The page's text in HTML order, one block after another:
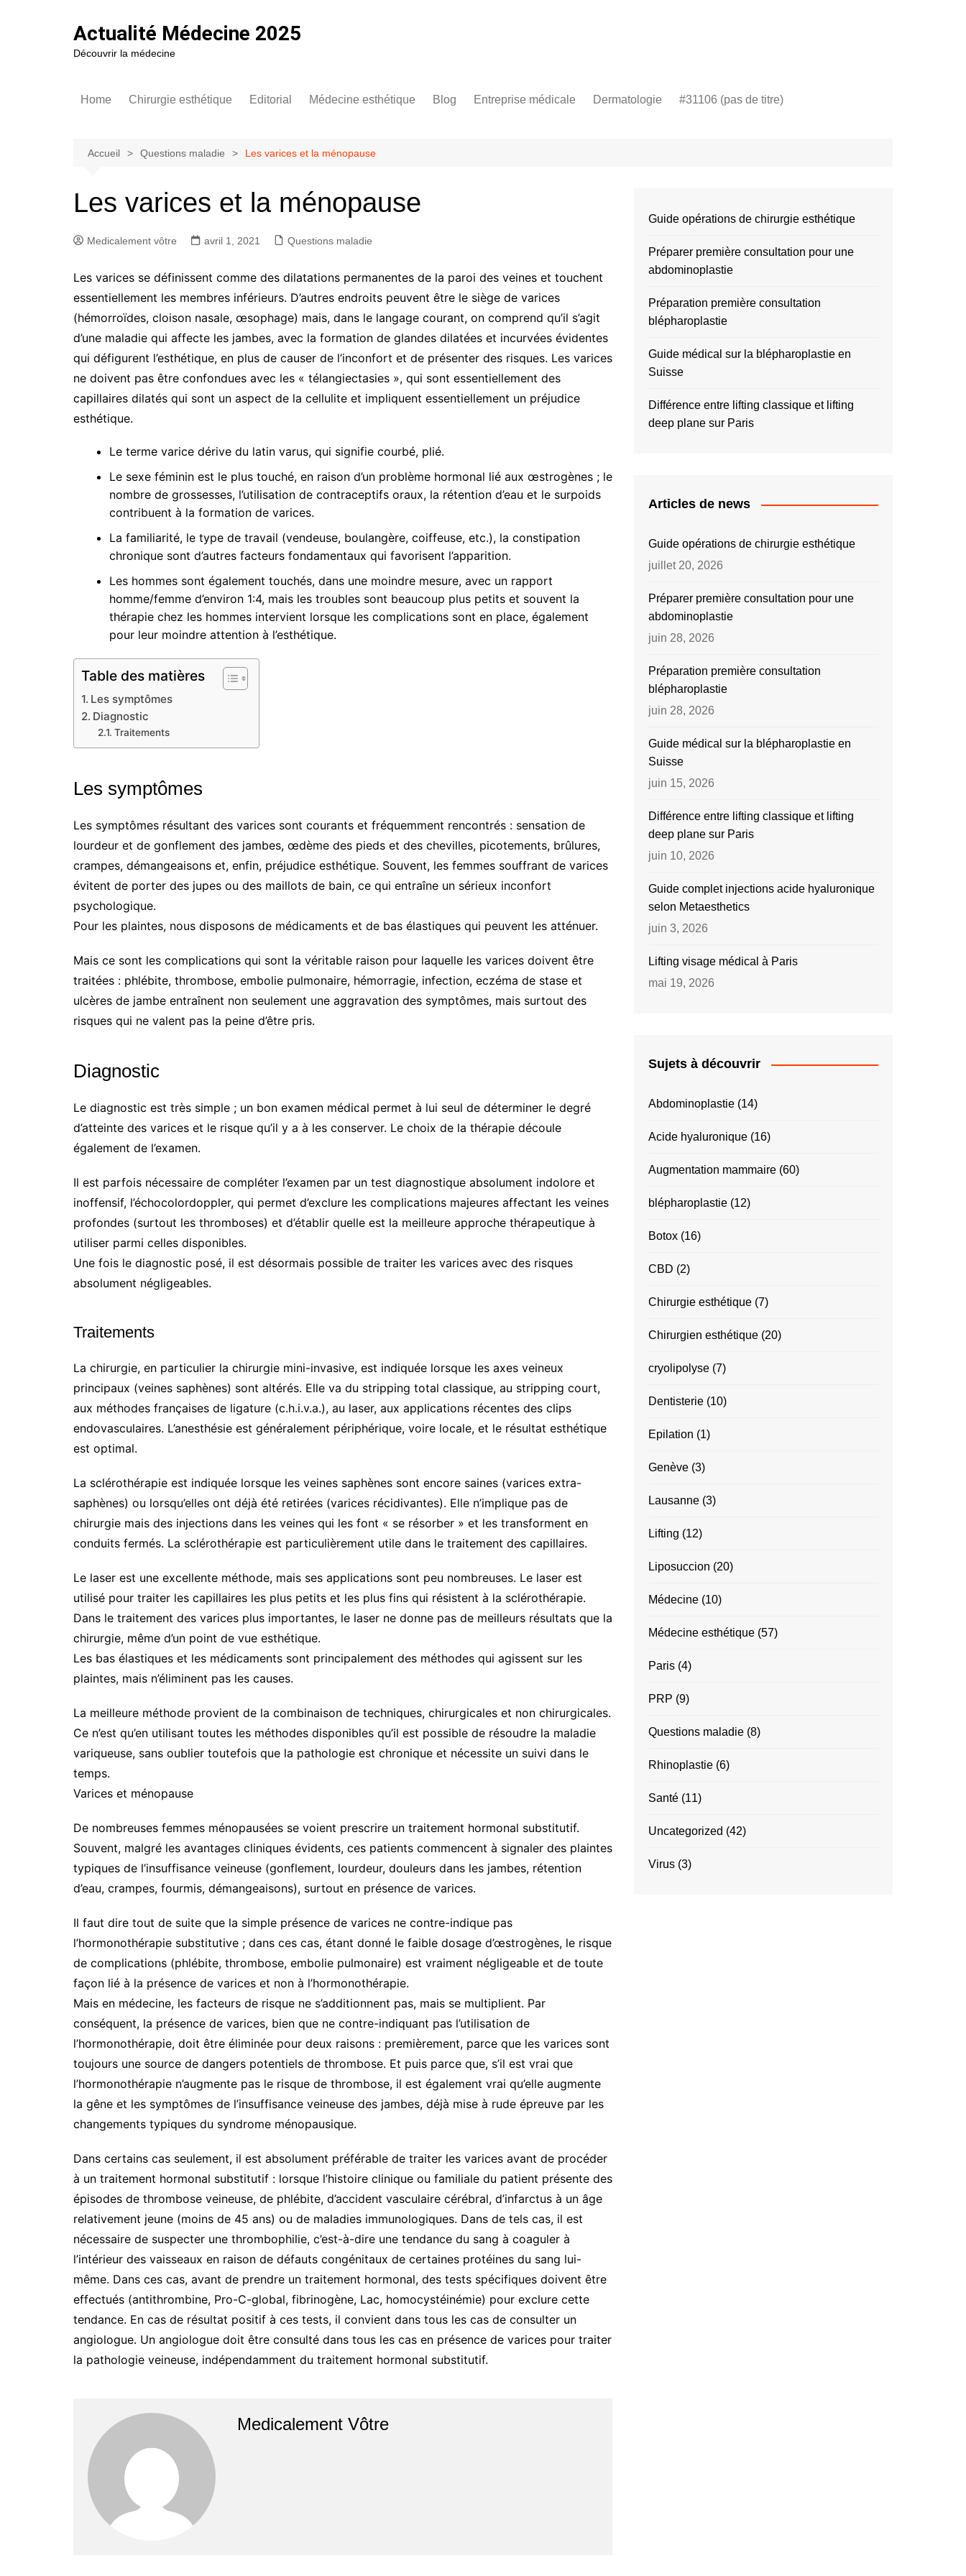
Actualité Médecine 2025
Découvrir la médecine
Home Chirurgie esthétique
Hypotrophie mammaire
implants mammmaires ?
Cicatrices post augmentation
Technique Dual plan
Douleur après augmentation
mammaire
mammaires
Comment se passe la
première consultation pour
mammaire ?
Les prothèses mammaires ?
Tendances de la patientèle
Editorial Médecine esthétique
Types de Peelings
Injections d’acide
hyaluronique en médecine
esthétique
Blog Entreprise médicale Dermatologie #31106 (pas de titre)
Accueil Questions maladie Les varices et la ménopause
Les varices et la ménopause
Medicalement vôtre avril 1, 2021 Questions maladie
Les varices se définissent comme des dilatations permanentes de la paroi des veines et touchent
essentiellement les membres inférieurs. D’autres endroits peuvent être le siège de varices
(hémorroïdes, cloison nasale, œsophage) mais, dans le langage courant, on comprend qu’il s’agit
d’une maladie qui affecte les jambes, avec la formation de glandes dilatées et incurvées évidentes
qui défigurent l’esthétique, en plus de causer de l’inconfort et de présenter des risques. Les varices
ne doivent pas être confondues avec les « télangiectasies », qui sont essentiellement des
capillaires dilatés qui sont un aspect de la cellulite et impliquent essentiellement un préjudice
esthétique.
Le terme varice dérive du latin varus, qui signifie courbé, plié.
Le sexe féminin est le plus touché, en raison d’un problème hormonal lié aux œstrogènes ; le
nombre de grossesses, l’utilisation de contraceptifs oraux, la rétention d’eau et le surpoids
contribuent à la formation de varices.
La familiarité, le type de travail (vendeuse, boulangère, coiffeuse, etc.), la constipation
chronique sont d’autres facteurs fondamentaux qui favorisent l’apparition.
Les hommes sont également touchés, dans une moindre mesure, avec un rapport
homme/femme d’environ 1:4, mais les troubles sont beaucoup plus petits et souvent la
thérapie chez les hommes intervient lorsque les complications sont en place, également
pour leur moindre attention à l’esthétique.
Table des matières
Les symptômes
Diagnostic
Traitements
Les symptômes
Les symptômes résultant des varices sont courants et fréquemment rencontrés : sensation de
lourdeur et de gonflement des jambes, œdème des pieds et des chevilles, picotements, brûlures,
crampes, démangeaisons et, enfin, préjudice esthétique. Souvent, les femmes souffrant de varices
évitent de porter des jupes ou des maillots de bain, ce qui entraîne un sérieux inconfort
psychologique.
Pour les plaintes, nous disposons de médicaments et de bas élastiques qui peuvent les atténuer.
Mais ce sont les complications qui sont la véritable raison pour laquelle les varices doivent être
traitées : phlébite, thrombose, embolie pulmonaire, hémorragie, infection, eczéma de stase et
ulcères de jambe entraînent non seulement une aggravation des symptômes, mais surtout des
risques qui ne valent pas la peine d’être pris.
Diagnostic
Le diagnostic est très simple ; un bon examen médical permet à lui seul de déterminer le degré
d’atteinte des varices et le risque qu’il y a à les conserver. Le choix de la thérapie découle
également de l’examen.
Il est parfois nécessaire de compléter l’examen par un test diagnostique absolument indolore et
inoffensif, l’échocolordoppler, qui permet d’exclure les complications majeures affectant les veines
profondes (surtout les thromboses) et d’établir quelle est la meilleure approche thérapeutique à
utiliser parmi celles disponibles.
Une fois le diagnostic posé, il est désormais possible de traiter les varices avec des risques
absolument négligeables.
Traitements
La chirurgie, en particulier la chirurgie mini-invasive, est indiquée lorsque les axes veineux
principaux (veines saphènes) sont altérés. Elle va du stripping total classique, au stripping court,
aux méthodes françaises de ligature (c.h.i.v.a.), au laser, aux applications récentes des clips
endovasculaires. L’anesthésie est généralement périphérique, voire locale, et le résultat esthétique
est optimal.
La sclérothérapie est indiquée lorsque les veines saphènes sont encore saines (varices extra-
saphènes) ou lorsqu’elles ont déjà été retirées (varices récidivantes). Elle n’implique pas de
chirurgie mais des injections dans les veines qui les font « se résorber » et les transforment en
conduits fermés. La sclérothérapie est particulièrement utile dans le traitement des capillaires.
Le laser est une excellente méthode, mais ses applications sont peu nombreuses. Le laser est
utilisé pour traiter les capillaires les plus petits et les plus fins qui résistent à la sclérothérapie.
Dans le traitement des varices plus importantes, le laser ne donne pas de meilleurs résultats que la
chirurgie, même d’un point de vue esthétique.
Les bas élastiques et les médicaments sont principalement des méthodes qui agissent sur les
plaintes, mais n’éliminent pas les causes.
La meilleure méthode provient de la combinaison de techniques, chirurgicales et non chirurgicales.
Ce n’est qu’en utilisant toutes les méthodes disponibles qu’il est possible de résoudre la maladie
variqueuse, sans oublier toutefois que la pathologie est chronique et nécessite un suivi dans le
temps.
Varices et ménopause
De nombreuses femmes ménopausées se voient prescrire un traitement hormonal substitutif.
Souvent, malgré les avantages cliniques évidents, ces patients commencent à signaler des plaintes
typiques de l’insuffisance veineuse (gonflement, lourdeur, douleurs dans les jambes, rétention
d’eau, crampes, fourmis, démangeaisons), surtout en présence de varices.
Il faut dire tout de suite que la simple présence de varices ne contre-indique pas
l’hormonothérapie substitutive ; dans ces cas, étant donné le faible dosage d’œstrogènes, le risque
de complications (phlébite, thrombose, embolie pulmonaire) est vraiment négligeable et de toute
façon lié à la présence de varices et non à l’hormonothérapie.
Mais en médecine, les facteurs de risque ne s’additionnent pas, mais se multiplient. Par
conséquent, la présence de varices, bien que ne contre-indiquant pas l’utilisation de
l’hormonothérapie, doit être éliminée pour deux raisons : premièrement, parce que les varices sont
toujours une source de dangers potentiels de thrombose. Et puis parce que, s’il est vrai que
l’hormonothérapie n’augmente pas le risque de thrombose, il est également vrai qu’elle augmente
la gêne et les symptômes de l’insuffisance veineuse des jambes, déjà mise à rude épreuve par les
changements typiques du syndrome ménopausique.
Dans certains cas seulement, il est absolument préférable de traiter les varices avant de procéder
à un traitement hormonal substitutif : lorsque l’histoire clinique ou familiale du patient présente des
épisodes de thrombose veineuse, de phlébite, d’accident vasculaire cérébral, d’infarctus à un âge
relativement jeune (moins de 45 ans) ou de maladies immunologiques. Dans de tels cas, il est
nécessaire de suspecter une thrombophilie, c’est-à-dire une tendance du sang à coaguler à
l’intérieur des vaisseaux en raison de défauts congénitaux de certaines protéines du sang lui-
même. Dans ces cas, avant de prendre un traitement hormonal, des tests spécifiques doivent être
effectués (antithrombine, Pro-C-global, fibrinogène, Lac, homocystéinémie) pour exclure cette
tendance. En cas de résultat positif à ces tests, il convient dans tous les cas de consulter un
angiologue. Un angiologue doit être consulté dans tous les cas en présence de varices pour traiter
la pathologie veineuse, indépendamment du traitement hormonal substitutif.
Medicalement Vôtre
Guide opérations de chirurgie esthétique
Préparer première consultation pour une
abdominoplastie
Préparation première consultation
blépharoplastie
Guide médical sur la blépharoplastie en
Suisse
Différence entre lifting classique et lifting
deep plane sur Paris
Articles de news
Guide opérations de chirurgie esthétique
juillet 20, 2026
Préparer première consultation pour une
abdominoplastie
juin 28, 2026
Préparation première consultation
blépharoplastie
juin 28, 2026
Guide médical sur la blépharoplastie en
Suisse
juin 15, 2026
Différence entre lifting classique et lifting
deep plane sur Paris
juin 10, 2026
Guide complet injections acide hyaluronique
selon Metaesthetics
juin 3, 2026
Lifting visage médical à Paris
mai 19, 2026
Sujets à découvrir
Abdominoplastie (14)
Acide hyaluronique (16)
Augmentation mammaire (60)
blépharoplastie (12)
Botox (16)
CBD (2)
Chirurgie esthétique (7)
Chirurgien esthétique (20)
cryolipolyse (7)
Dentisterie (10)
Epilation (1)
Genève (3)
Lausanne (3)
Lifting (12)
Liposuccion (20)
Médecine (10)
Médecine esthétique (57)
Paris (4)
PRP (9)
Questions maladie (8)
Rhinoplastie (6)
Santé (11)
Uncategorized (42)
Virus (3)